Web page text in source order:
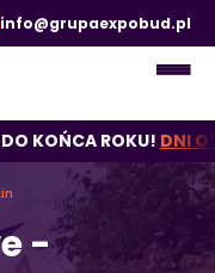
info@grupaexpobud.pl
KOŃCA ROKU! DNI
-